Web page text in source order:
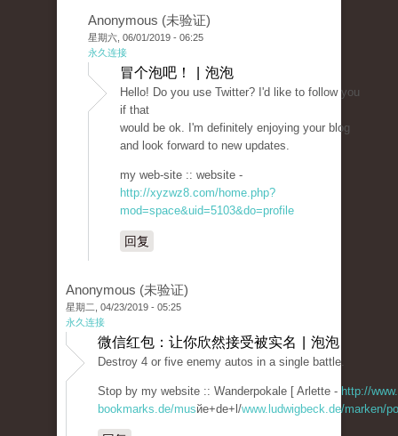
Anonymous (未验证)
星期六, 06/01/2019 - 06:25
永久连接
冒个泡吧！ | 泡泡
Hello! Do you use Twitter? I'd like to follow you
if that
would be ok. I'm definitely enjoying your blog
and look forward to new updates.
my web-site :: website -
http://xyzwz8.com/home.php?
mod=space&uid=5103&do=profile
回复
Anonymous (未验证)
星期二, 04/23/2019 - 05:25
永久连接
微信红包：让你欣然接受被实名 | 泡泡
Destroy 4 or five enemy autos in a single battle.
Stop by my website :: Wanderpokale [ Arlette - http://
bookmarks.de/musйe+de+l/www.ludwigbeck.de/marken/